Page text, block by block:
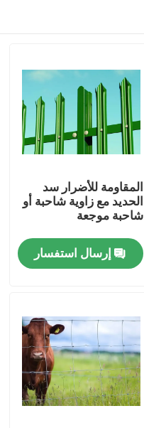
المقاومة للأضرار سد
الحديد مع زاوية شاحبة أو
شاحبة موجعة
إرسال استفسار